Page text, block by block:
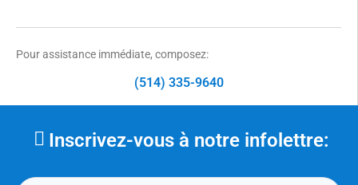
Pour assistance immédiate, composez:
(514) 335-9640
Inscrivez-vous à notre infolettre: